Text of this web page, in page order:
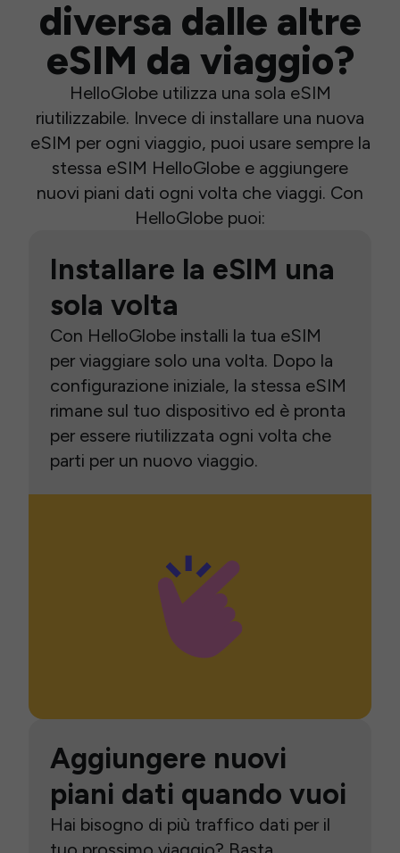
diversa dalle altre
eSIM da viaggio?
HelloGlobe utilizza una sola eSIM
riutilizzabile. Invece di installare una nuova
eSIM per ogni viaggio, puoi usare sempre la
stessa eSIM HelloGlobe e aggiungere
nuovi piani dati ogni volta che viaggi. Con
HelloGlobe puoi:
Installare la eSIM una
sola volta
Con HelloGlobe installi la tua eSIM
per viaggiare solo una volta. Dopo la
configurazione iniziale, la stessa eSIM
rimane sul tuo dispositivo ed è pronta
per essere riutilizzata ogni volta che
parti per un nuovo viaggio.
Aggiungere nuovi
piani dati quando vuoi
Hai bisogno di più traffico dati per il